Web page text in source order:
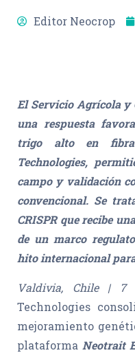
Editor Neocrop
El Servicio Agrícola y
una respuesta
trigo alto en fibra
Technologies,
campo y validación
convencional. Se
CRISPR que recibe
de un marco
hito internacional
Valdivia, Chile | 7
Technologies
mejoramiento
plataforma Neotrait